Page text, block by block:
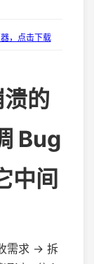
，点击下载
的
Bug
中间
需求 → 拆